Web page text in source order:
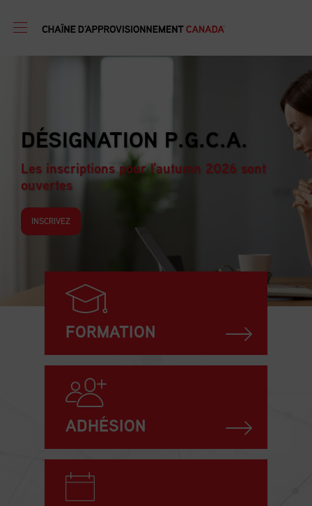
DÉSIGNATION P.G.C.A.
Les inscriptions pour l'autumn 2026 sont
ouvertes
INSCRIVEZ
FORMATION
ADHÉSION